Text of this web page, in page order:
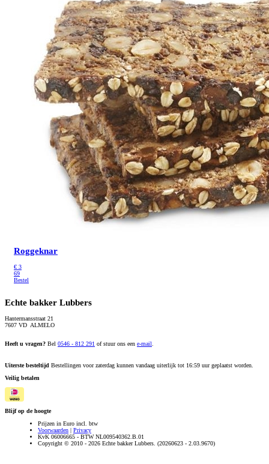
Roggeknar
€ 3
69
Bestel
Echte bakker Lubbers
Hantermansstraat 21
7607 VD ALMELO
Heeft u vragen? Bel 0546 - 812 291 of stuur ons een e-mail.
Uiterste besteltijd Bestellingen voor zaterdag kunnen vandaag uiterlijk tot 16:59 uur geplaatst worden.
Veilig betalen
Blijf op de hoogte
Prijzen in Euro incl. btw
Voorwaarden | Privacy
KvK 06006665 - BTW NL009540362.B.01
Copyright © 2010 - 2026 Echte bakker Lubbers. (20260623 - 2.03.9670)